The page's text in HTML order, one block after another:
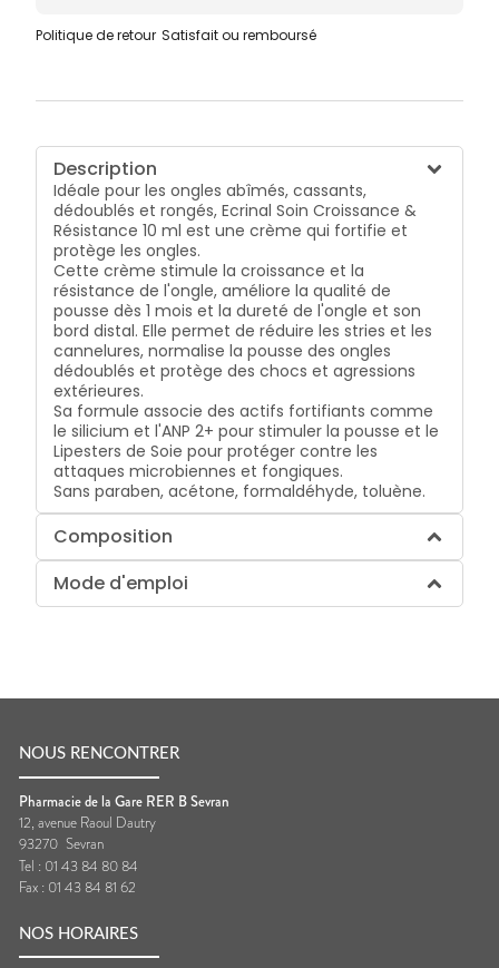
Politique de retour Satisfait ou remboursé
Description
Idéale pour les ongles abîmés, cassants,
dédoublés et rongés, Ecrinal Soin Croissance &
Résistance 10 ml est une crème qui fortifie et
protège les ongles.
Cette crème stimule la croissance et la
résistance de l'ongle, améliore la qualité de
pousse dès 1 mois et la dureté de l'ongle et son
bord distal. Elle permet de réduire les stries et les
cannelures, normalise la pousse des ongles
dédoublés et protège des chocs et agressions
extérieures.
Sa formule associe des actifs fortifiants comme
le silicium et l'ANP 2+ pour stimuler la pousse et le
Lipesters de Soie pour protéger contre les
attaques microbiennes et fongiques.
Sans paraben, acétone, formaldéhyde, toluène.
Composition
Mode d'emploi
NOUS RENCONTRER
Pharmacie de la Gare RER B Sevran
12, avenue Raoul Dautry
93270 Sevran
Tel : 01 43 84 80 84
Fax : 01 43 84 81 62
NOS HORAIRES